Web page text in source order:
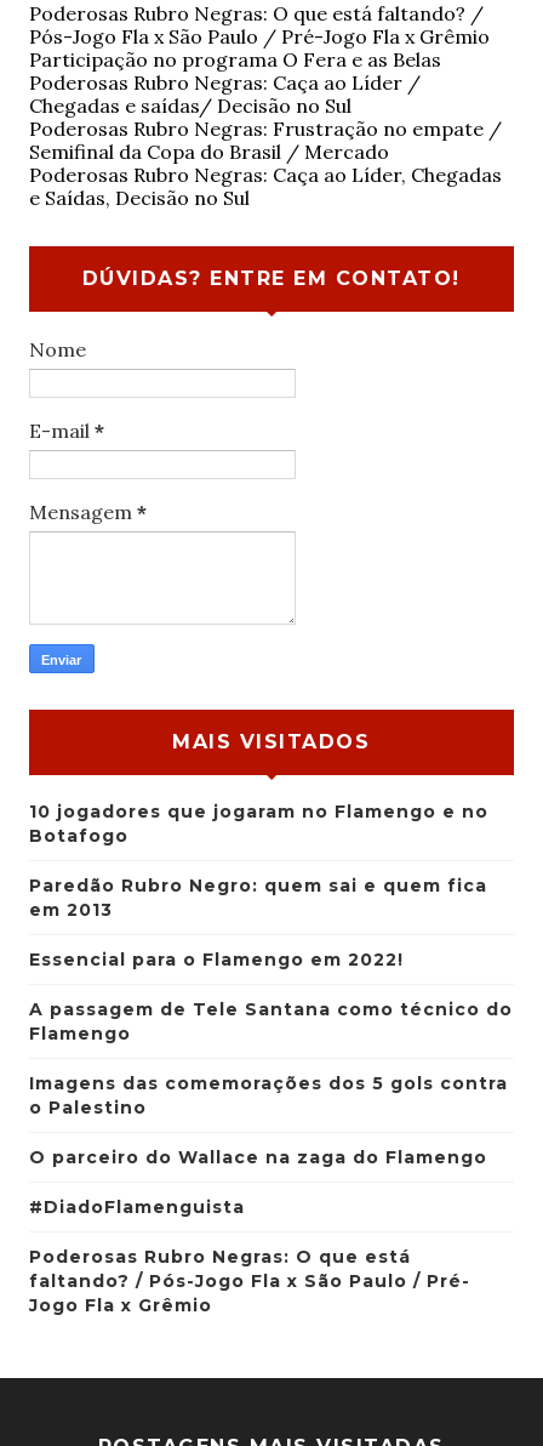
Poderosas Rubro Negras: O que está faltando? /
Pós-Jogo Fla x São Paulo / Pré-Jogo Fla x Grêmio
Participação no programa O Fera e as Belas
Poderosas Rubro Negras: Caça ao Líder /
Chegadas e saídas/ Decisão no Sul
Poderosas Rubro Negras: Frustração no empate /
Semifinal da Copa do Brasil / Mercado
Poderosas Rubro Negras: Caça ao Líder, Chegadas
e Saídas, Decisão no Sul
DÚVIDAS? ENTRE EM CONTATO!
Nome
E-mail *
Mensagem *
MAIS VISITADOS
10 jogadores que jogaram no Flamengo e no
Botafogo
Paredão Rubro Negro: quem sai e quem fica
em 2013
Essencial para o Flamengo em 2022!
A passagem de Tele Santana como técnico do
Flamengo
Imagens das comemorações dos 5 gols contra
o Palestino
O parceiro do Wallace na zaga do Flamengo
#DiadoFlamenguista
Poderosas Rubro Negras: O que está
faltando? / Pós-Jogo Fla x São Paulo / Pré-
Jogo Fla x Grêmio